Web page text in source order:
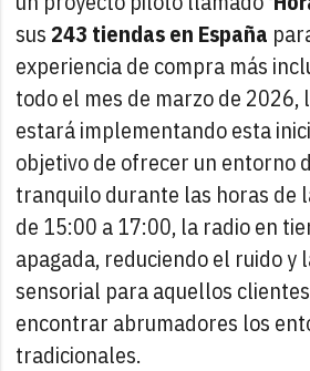
sus243 tiendas en España
experiencia de compra más
todo el mes de marzo de 2026,
estará implementando esta
objetivo de ofrecer un entorno
tranquilo durante las horas de
de 15:00 a 17:00, la radio en
apagada, reduciendo el ruido y
sensorial para aquellos
encontrar abrumadores los
tradicionales.